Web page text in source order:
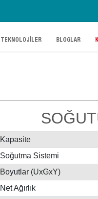
TEKNOLOJİLER BLOGLAR
Kapasite
Soğutma Sistemi
Boyutlar (UxGxY)
Net Ağırlık